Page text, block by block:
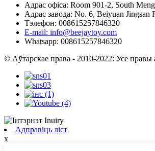
Адрас офіса: Room 901-2, South
Адрас завода: No. 6, Beiyuan Jingsan
Тэлефон: 008615257846320
E-mail: info@beejaytoy.com
Whatsapp: 008615257846320
© Аўтарскае права - 2010-2022: Усе правы
Адправіць ліст
x